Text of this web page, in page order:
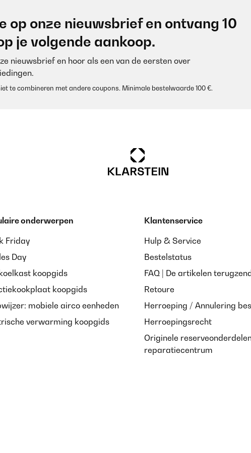
Beschreibung antik weiß...Für mich ein schönes weiß und genau was
19/05/2024
prima del previsto. Sono veramente soddisfatta del mio acquisto
sich perfekt ins Badezimmer ein. Genau, was ich gesucht habe.
op onze nieuwsbrief en ontvang 10
je volgende aankoop.
nieuwsbrief en hoor als een van de eersten over
te combineren met andere coupons. Minimale bestelwaarde 100 €.
onderwerpen
Friday
Day
koopgids
koopgids
mobiele airco eenheden
verwarming koopgids
Klantenservice
Hulp & Service
Bestelstatus
FAQ | De artikelen
Retoure
Herroeping / Annulering
Herroepingsrecht
Originele
reparatiecentrum